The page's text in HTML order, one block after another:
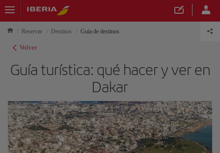
Reservar Destinos Guía de destinos
Volver
Guía turística: qué hacer y ver en
Dakar